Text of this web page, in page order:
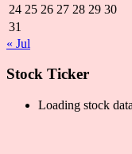
24 25 26 27 28 29 30
31
« Jul
Stock Ticker
Loading stock